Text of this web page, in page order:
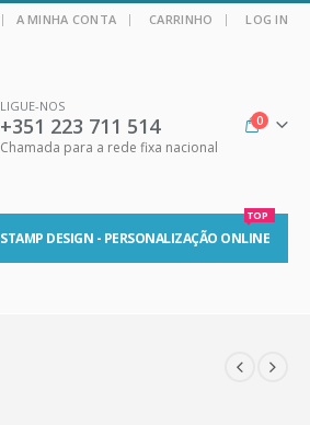
| A MINHA CONTA CARRINHO LOG IN
LIGUE-NOS
+351 223 711 514
Chamada para a rede fixa nacional
0
STAMP DESIGN - PERSONALIZAÇÃO ONLINE
TOP